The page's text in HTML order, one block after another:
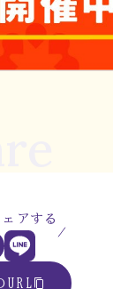
アする
URL